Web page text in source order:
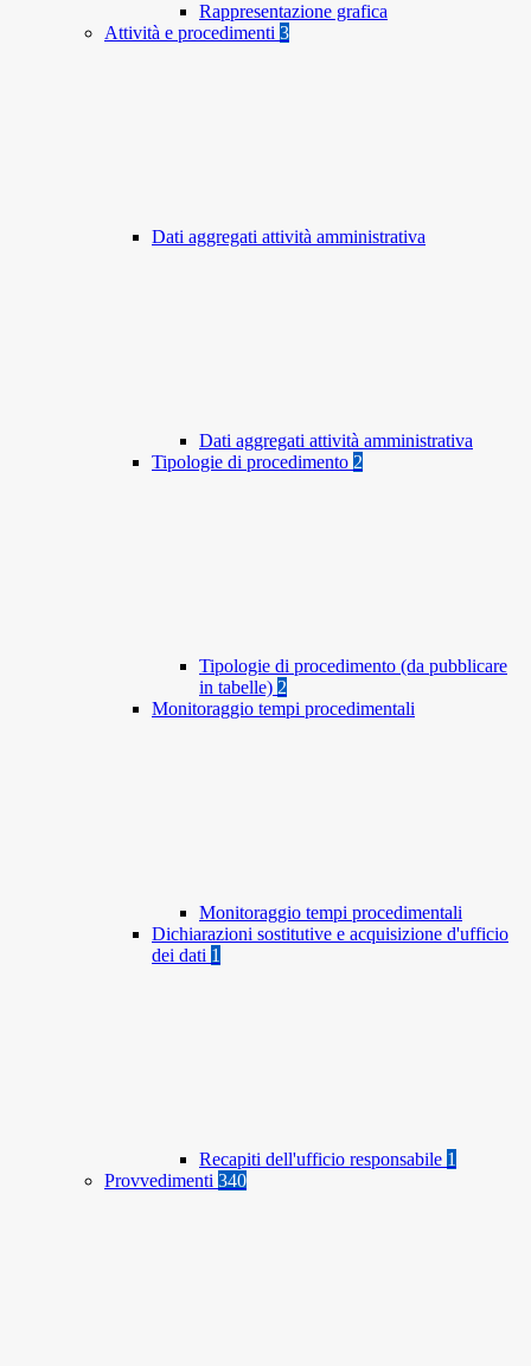
Rappresentazione grafica
Attività e procedimenti 3
Dati aggregati attività amministrativa
Dati aggregati attività amministrativa
Tipologie di procedimento 2
Tipologie di procedimento (da pubblicare
in tabelle) 2
Monitoraggio tempi procedimentali
Monitoraggio tempi procedimentali
Dichiarazioni sostitutive e acquisizione d'ufficio
dei dati 1
Recapiti dell'ufficio responsabile 1
Provvedimenti 340